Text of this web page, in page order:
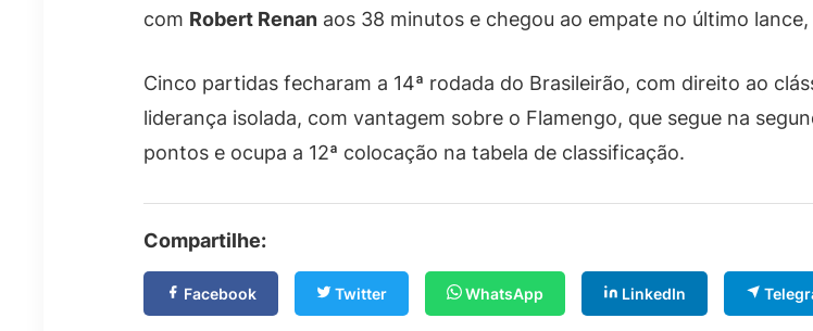
com Robert Renan aos 38 minutos e chegou ao empate no último
Cinco partidas fecharam a 14ª rodada do Brasileirão, com direito ao
liderança isolada, com vantagem sobre o Flamengo, que segue na
pontos e ocupa a 12ª colocação na tabela de classificação.
Compartilhe:
Facebook Twitter WhatsApp LinkedIn